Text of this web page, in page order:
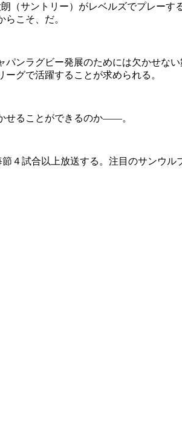
サントリー）がレベルズでプレー
こそ、だ。
ンラグビー発展のためには欠かせな
グで活躍することが求められる。
せることができるのか――。
４試合以上放送する。注目のサンウル